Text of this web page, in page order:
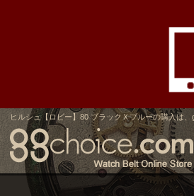
ヒルシュ【ロビー】80 ブラックＸブルーの購入は